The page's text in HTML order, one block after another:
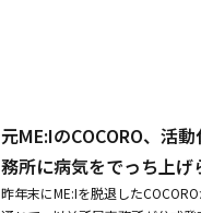
元ME:IのCOCORO、活
務所に病気をでっち上げ
昨年末にME:Iを脱退した